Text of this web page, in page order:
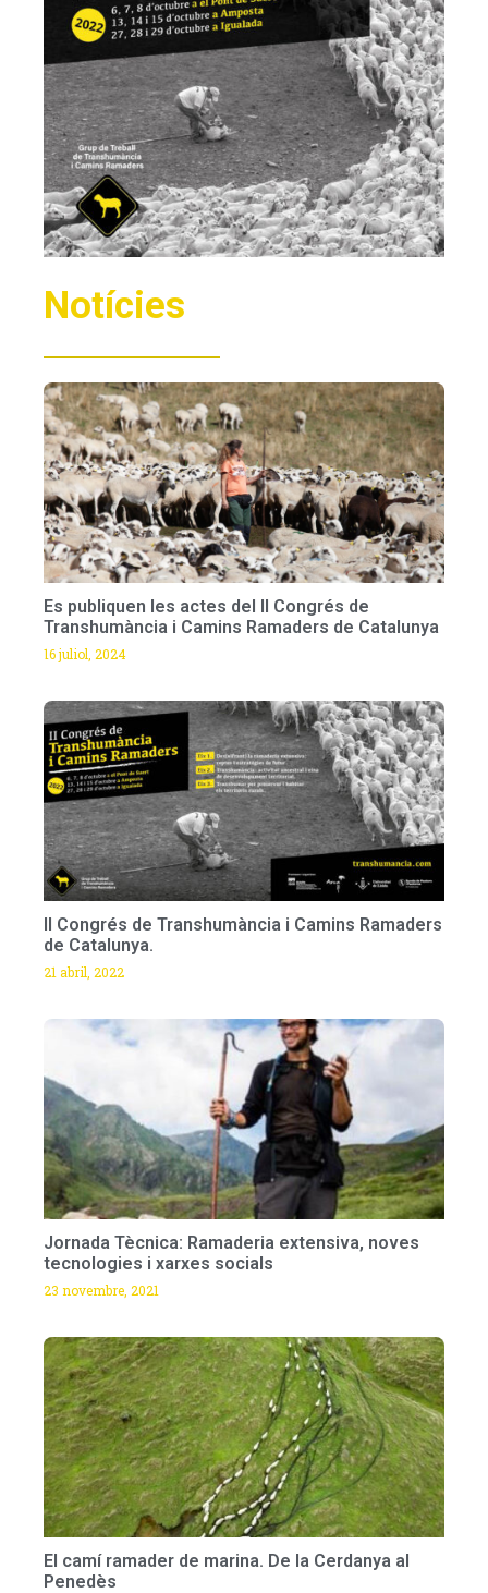
Notícies
Es publiquen les actes del II Congrés de
Transhumància i Camins Ramaders de Catalunya
16 juliol, 2024
II Congrés de Transhumància i Camins Ramaders
de Catalunya.
21 abril, 2022
Jornada Tècnica: Ramaderia extensiva, noves
tecnologies i xarxes socials
23 novembre, 2021
El camí ramader de marina. De la Cerdanya al
Penedès